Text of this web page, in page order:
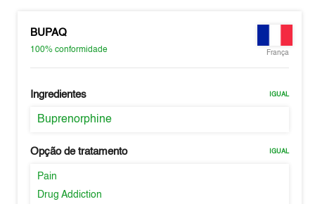
BUPAQ
100%conformidade França
Ingredientes IGUAL
Buprenorphine
Opção de tratamento IGUAL
Pain
Drug Addiction